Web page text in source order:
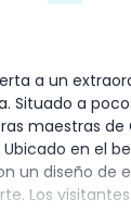
a un
Situado a
maestras de
Ubicado en el
un diseño de
Los